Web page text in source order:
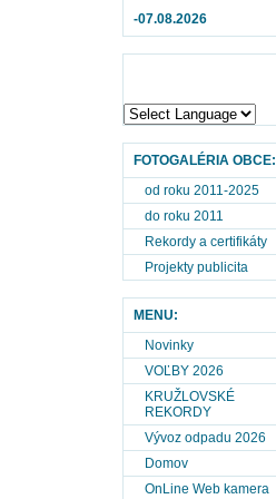
-07.08.2026
FOTOGALÉRIA OBCE:
od roku 2011-2025
do roku 2011
Rekordy a certifikáty
Projekty publicita
MENU:
Novinky
VOĽBY 2026
KRUŽLOVSKÉ
REKORDY
Vývoz odpadu 2026
Domov
OnLine Web kamera